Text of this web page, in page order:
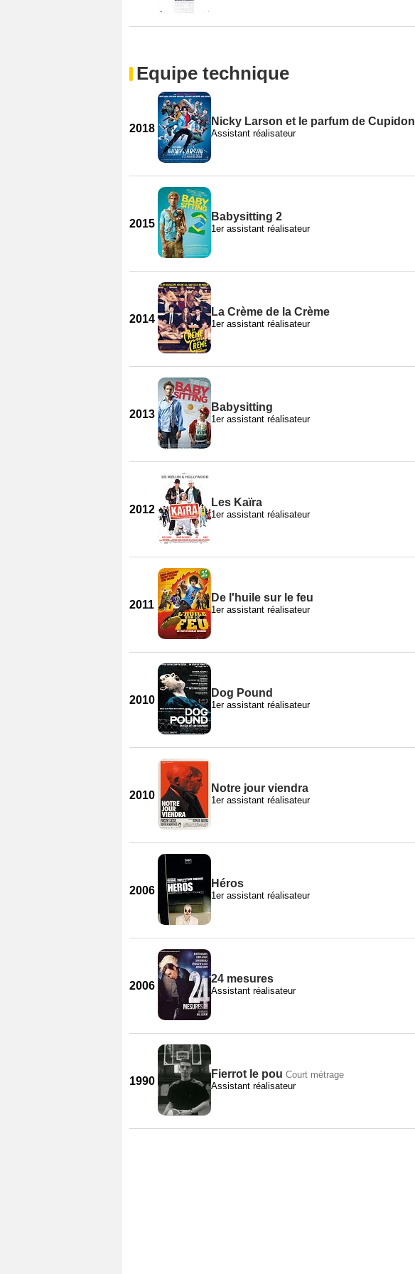
Equipe technique
2018
Nicky Larson et le parfum de Cupidon
Assistant réalisateur
2015
Babysitting 2
1er assistant réalisateur
2014
La Crème de la Crème
1er assistant réalisateur
2013
Babysitting
1er assistant réalisateur
2012
Les Kaïra
1er assistant réalisateur
2011
De l'huile sur le feu
1er assistant réalisateur
2010
Dog Pound
1er assistant réalisateur
2010
Notre jour viendra
1er assistant réalisateur
2006
Héros
1er assistant réalisateur
2006
24 mesures
Assistant réalisateur
1990
Fierrot le pou Court métrage
Assistant réalisateur